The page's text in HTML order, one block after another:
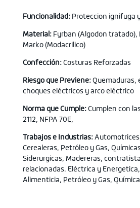
Funcionalidad:Proteccion ignifuga
Material:Fyrban (Algodon tratado),
Marko (Modacrilico)
Confección:Costuras Reforzadas
Riesgo que Previene: Quemaduras,
choques eléctricos y arco eléctrico
Norma que Cumple:Cumplen con
2112, NFPA 70E,
Trabajos e Industrias:
Cerealeras, Petróleo y Gas,
Siderurgicas, Madereras,
relacionadas. Eléctrica y
Alimenticia, Petróleo y Gas,